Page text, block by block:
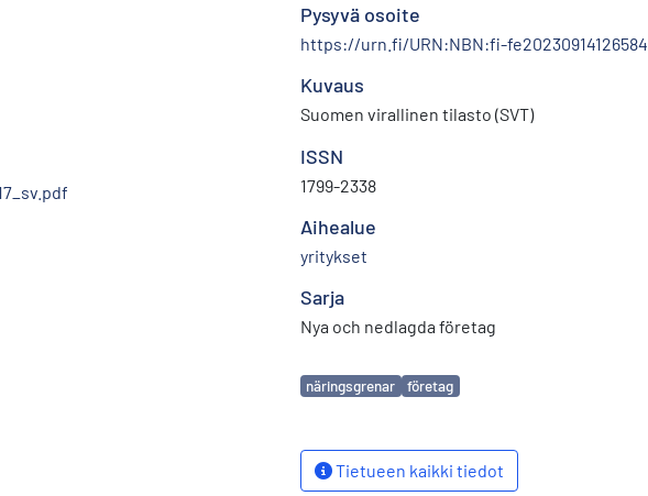
Pysyvä osoite
https://urn.fi/URN:NBN:fi-fe20230914126584
Kuvaus
Suomen virallinen tilasto (SVT)
ISSN
1799-2338
Aihealue
yritykset
Sarja
Nya och nedlagda företag
Avainsanat
näringsgrenar företag
Tietueen kaikki tiedot